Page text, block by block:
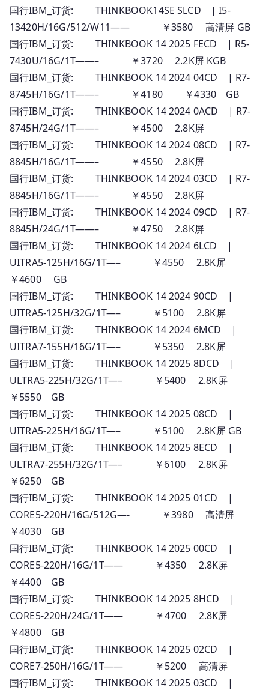
国行IBM_订货: THINKBOOK14SE SLCD | I5-
13420H/16G/512/W11—— ￥3580 高清屏 GB
国行IBM_订货: THINKBOOK 14 2025 FECD | R5-
7430U/16G/1T——– ￥3720 2.2K屏 KGB
国行IBM_订货: THINKBOOK 14 2024 04CD | R7-
8745H/16G/1T——– ￥4180 ￥4330 GB
国行IBM_订货: THINKBOOK 14 2024 0ACD | R7-
8745H/24G/1T——– ￥4500 2.8K屏
国行IBM_订货: THINKBOOK 14 2024 08CD | R7-
8845H/16G/1T——– ￥4550 2.8K屏
国行IBM_订货: THINKBOOK 14 2024 03CD | R7-
8845H/16G/1T——– ￥4550 2.8K屏
国行IBM_订货: THINKBOOK 14 2024 09CD | R7-
8845H/24G/1T——– ￥4750 2.8K屏
国行IBM_订货: THINKBOOK 14 2024 6LCD |
UITRA5-125H/16G/1T—– ￥4550 2.8K屏
￥4600 GB
国行IBM_订货: THINKBOOK 14 2024 90CD |
UITRA5-125H/32G/1T—– ￥5100 2.8K屏
国行IBM_订货: THINKBOOK 14 2024 6MCD |
UITRA7-155H/16G/1T—– ￥5350 2.8K屏
国行IBM_订货: THINKBOOK 14 2025 8DCD |
ULTRA5-225H/32G/1T—– ￥5400 2.8K屏
￥5550 GB
国行IBM_订货: THINKBOOK 14 2025 08CD |
UITRA5-225H/16G/1T—– ￥5100 2.8K屏 GB
国行IBM_订货: THINKBOOK 14 2025 8ECD |
ULTRA7-255H/32G/1T—– ￥6100 2.8K屏
￥6250 GB
国行IBM_订货: THINKBOOK 14 2025 01CD |
CORE5-220H/16G/512G—- ￥3980 高清屏
￥4030 GB
国行IBM_订货: THINKBOOK 14 2025 00CD |
CORE5-220H/16G/1T—— ￥4350 2.8K屏
￥4400 GB
国行IBM_订货: THINKBOOK 14 2025 8HCD |
CORE5-220H/24G/1T—— ￥4700 2.8K屏
￥4800 GB
国行IBM_订货: THINKBOOK 14 2025 02CD |
CORE7-250H/16G/1T—— ￥5200 高清屏
国行IBM_订货: THINKBOOK 14 2025 03CD |